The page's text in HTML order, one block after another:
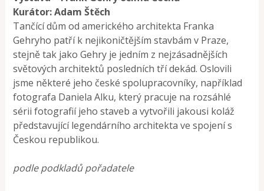
Kurátor: Adam Štěch
Tančící dům od amerického architekta Franka
Gehryho patří k nejikoničtějším stavbám v Praze,
stejně tak jako Gehry je jedním z nejzásadnějších
světových architektů posledních tří dekád. Oslovili
jsme některé jeho české spolupracovníky, například
fotografa Daniela Alku, který pracuje na rozsáhlé
sérii fotografií jeho staveb a vytvořili jakousi koláž
představující legendárního architekta ve spojení s
Českou republikou.
podle podkladů pořadatele